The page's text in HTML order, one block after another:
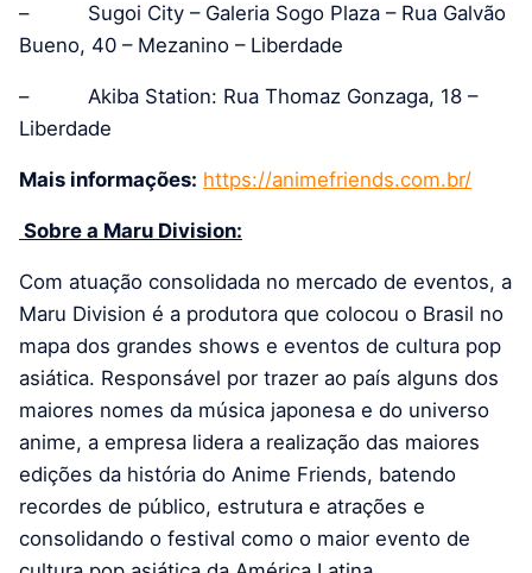
– Sugoi City – Galeria Sogo Plaza – Rua Galvão
Bueno, 40 – Mezanino – Liberdade
– Akiba Station: Rua Thomaz Gonzaga, 18 –
Liberdade
Mais informações: https://animefriends.com.br/
Sobre a Maru Division:
Com atuação consolidada no mercado de eventos, a
Maru Division é a produtora que colocou o Brasil no
mapa dos grandes shows e eventos de cultura pop
asiática. Responsável por trazer ao país alguns dos
maiores nomes da música japonesa e do universo
anime, a empresa lidera a realização das maiores
edições da história do Anime Friends, batendo
recordes de público, estrutura e atrações e
consolidando o festival como o maior evento de